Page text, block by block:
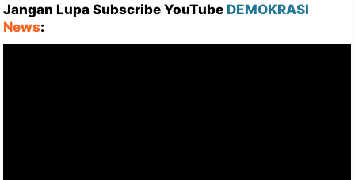
Jangan Lupa Subscribe YouTube DEMOKRASI
News: